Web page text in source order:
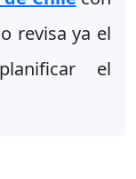
revisa ya el
el